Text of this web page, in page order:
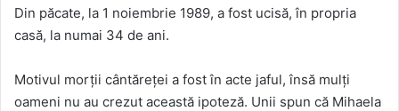
Din păcate, la 1 noiembrie 1989, a fost ucisă, în propria
casă, la numai 34 de ani.
Motivul morţii cântăreței a fost în acte jaful, însă mulţi
oameni nu au crezut această ipoteză. Unii spun că Mihaela